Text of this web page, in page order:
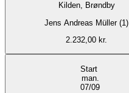
Kilden, Brøndby
Jens Andreas Müller (1)
2.232,00 kr.
Start
man.
07/09